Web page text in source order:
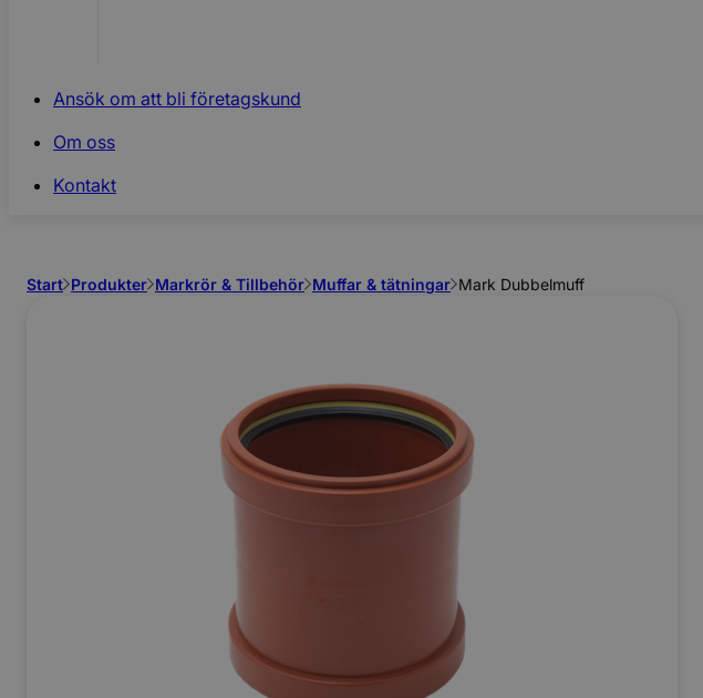
Ansök om att bli företagskund
Om oss
Kontakt
Start Produkter Markrör & Tillbehör Muffar & tätningar Mark Dubbelmuff